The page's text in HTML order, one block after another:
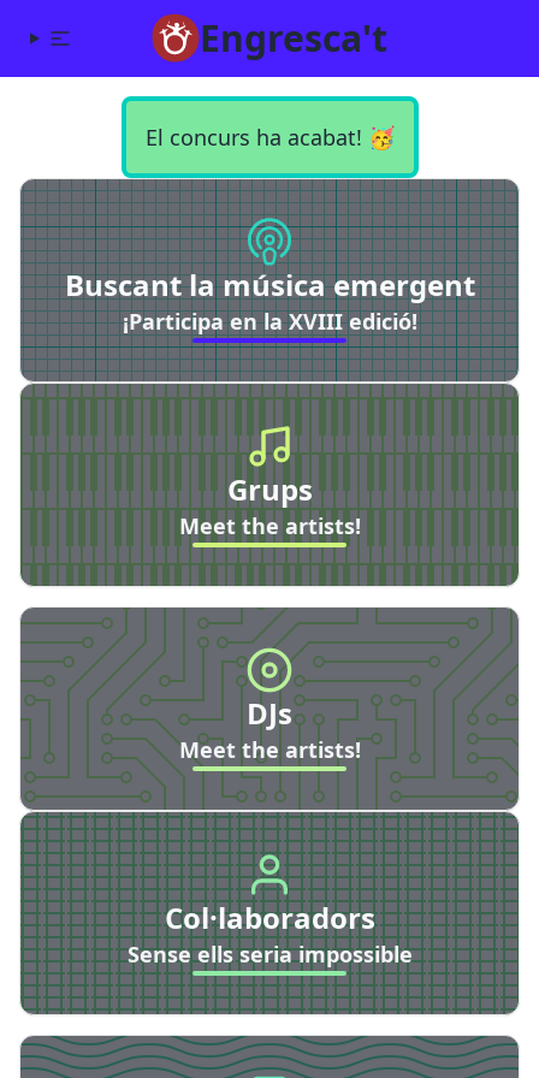
Engresca't
El concurs ha acabat! 🥳
Buscant la música emergent
¡Participa en la XVIII edició!
Grups
Meet the artists!
DJs
Meet the artists!
Col·laboradors
Sense ells seria impossible